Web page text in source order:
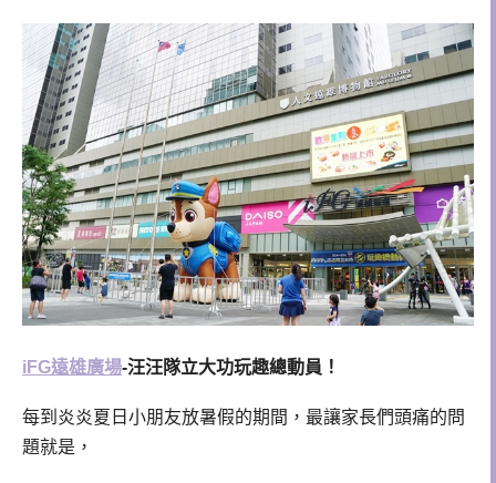
iFG遠雄廣場-汪汪隊立大功玩趣總動員！
每到炎炎夏日小朋友放暑假的期間，最讓家長們頭痛的問
題就是，